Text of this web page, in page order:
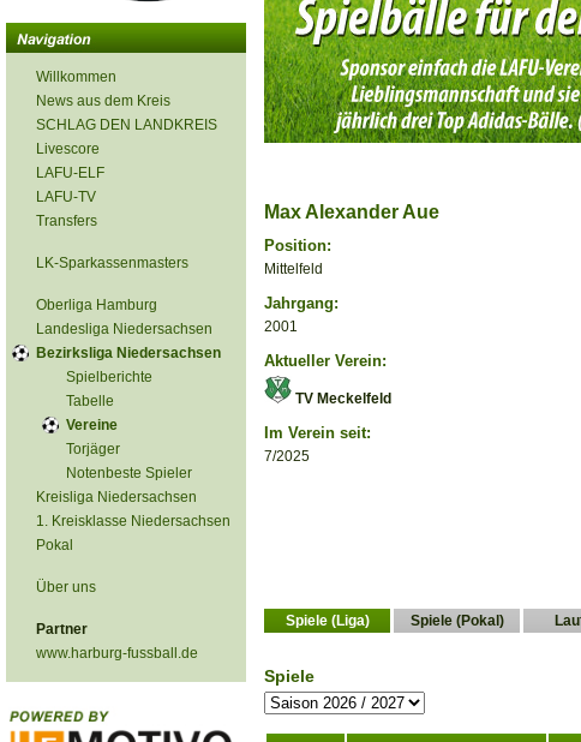
Willkommen
News aus dem Kreis
SCHLAG DEN LANDKREIS
Livescore
LAFU-ELF
LAFU-TV
Transfers
LK-Sparkassenmasters
Oberliga Hamburg
Landesliga Niedersachsen
Bezirksliga Niedersachsen
Spielberichte
Tabelle
Vereine
Torjäger
Notenbeste Spieler
Kreisliga Niedersachsen
1. Kreisklasse Niedersachsen
Pokal
Über uns
Partner
www.harburg-fussball.de
Max Alexander Aue
Position:
Mittelfeld
Jahrgang:
2001
Aktueller Verein:
TV Meckelfeld
Im Verein seit:
7/2025
Spiele (Liga) Spiele (Pokal)
Spiele